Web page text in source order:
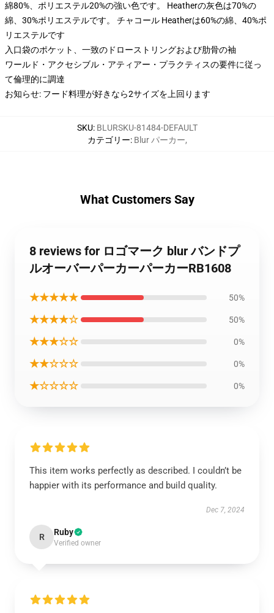
綿80%、ポリエステル20%の強い色です。 Heatherの灰色は70%の
綿、30%ポリエステルです。 チャコール Heatherは60%の綿、40%ポ
リエステルです
入口袋のポケット、一致のドローストリングおよび肋骨の袖
ワールド・アクセシブル・アティアー・プラクティスの要件に従っ
て倫理的に調達
お知らせ: フード料理が好きなら2サイズを上回ります
SKU: BLURSKU-81484-DEFAULT
カテゴリー: Blur パーカー,
What Customers Say
8 reviews for ロゴマーク blur バンドプ
ルオーバーパーカーパーカーRB1608
★★★★★ 50%
★★★★☆ 50%
★★★☆☆ 0%
★★☆☆☆ 0%
★☆☆☆☆ 0%
This item works perfectly as described. I couldn’t be
happier with its performance and build quality.
Dec 7, 2024
R Ruby
Verified owner